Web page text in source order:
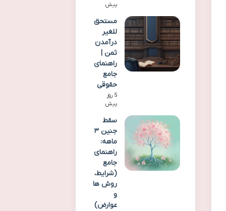
پیش
مستحق
للغیر
درآمدن
ثمن |
راهنمای
جامع
حقوقی
5 روز
پیش
سقط
جنین ۳
ماهه:
راهنمای
جامع
(شرایط،
روش ها
و
عوارض)